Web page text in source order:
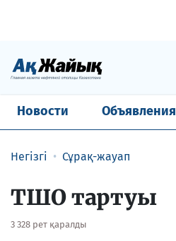
Новости Объявления
Негізгі Сұрақ-жауап
ТШО тартуы
3 328 рет қаралды